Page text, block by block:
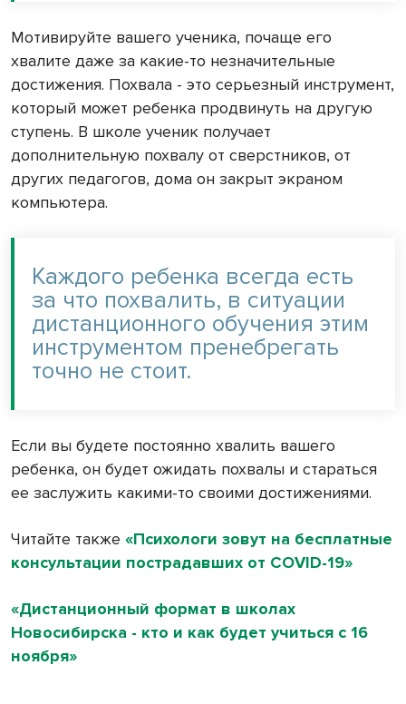
Мотивируйте вашего ученика, почаще его
хвалите даже за какие-то незначительные
достижения. Похвала - это серьезный инструмент,
который может ребенка продвинуть на другую
ступень. В школе ученик получает
дополнительную похвалу от сверстников, от
других педагогов, дома он закрыт экраном
компьютера.
Каждого ребенка всегда есть
за что похвалить, в ситуации
дистанционного обучения этим
инструментом пренебрегать
точно не стоит.
Если вы будете постоянно хвалить вашего
ребенка, он будет ожидать похвалы и стараться
ее заслужить какими-то своими достижениями.
Читайте также «Психологи зовут на бесплатные
консультации пострадавших от COVID-19»
«Дистанционный формат в школах
Новосибирска - кто и как будет учиться с 16
ноября»